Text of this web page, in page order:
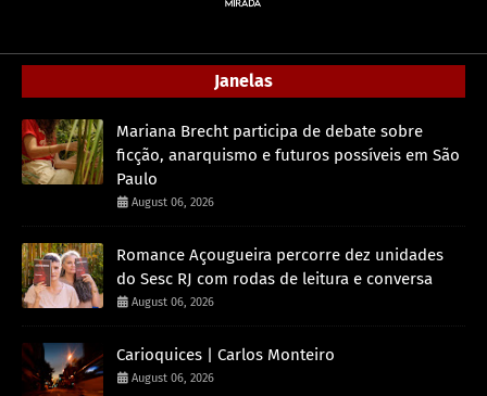
Janelas
Mariana Brecht participa de debate sobre
ficção, anarquismo e futuros possíveis em São
Paulo
August 06, 2026
Romance Açougueira percorre dez unidades
do Sesc RJ com rodas de leitura e conversa
August 06, 2026
Carioquices | Carlos Monteiro
August 06, 2026